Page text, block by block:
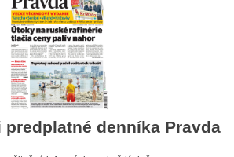
predplatné denníka Pravda